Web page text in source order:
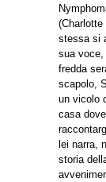
stessa si
sua voce,
fredda
scapolo,
un vicolo
casa
lei narra,
storia